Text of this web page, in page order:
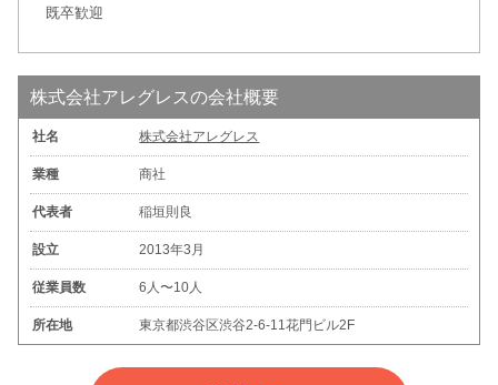
既卒歓迎
株式会社アレグレスの会社概要
社名 株式会社アレグレス
業種 商社
代表者 稲垣則良
設立 2013年3月
従業員数 6人〜10人
所在地 東京都渋谷区渋谷2-6-11花門ビル2F